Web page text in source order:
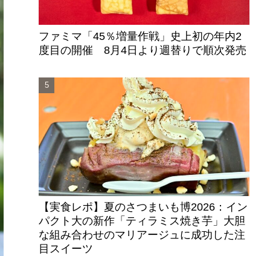
ファミマ「45％増量作戦」史上初の年内2
度目の開催 8月4日より週替りで順次発売
【実食レポ】夏のさつまいも博2026：イン
パクト大の新作「ティラミス焼き芋」大胆
な組み合わせのマリアージュに成功した注
目スイーツ